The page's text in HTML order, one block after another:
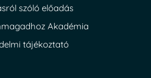
szóló előadás
Akadémia
tájékoztató